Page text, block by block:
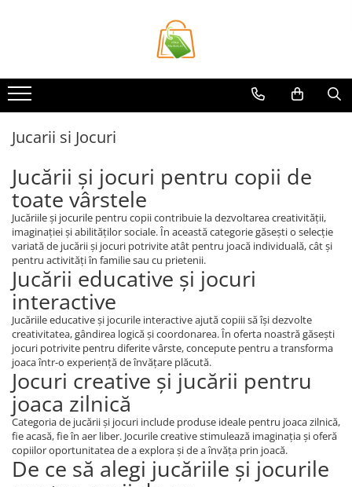
Casa si Bricolaj
Accesorii Birou si Consumabile
Articole pentru Animale
Articole pentru Bucatarie
Accesorii Bucătărie
Dozatoare Condimente
Forme cuburi de gheata
Genti Termoizolante Mancare
Organizatoare si Depozitare
Bucatarie
Organizatoare si Depozitare
Bucatarie
Pahare, Sticle si Cani
Ustensile pentru Bucătărie
Ustensile pentru Bucătărie
Veselă pentru Masă
Articole pentru Casa si Curatenie
Accesorii Ingrijire Casa
Cutii depozitare
Jucarii si Jocuri
Jucării și jocuri pentru copii de
toate vârstele
Jucăriile și jocurile pentru copii contribuie la dezvoltarea creativității,
imaginației și abilităților sociale. În această categorie găsești o selecție
variată de jucării și jocuri potrivite atât pentru joacă individuală, cât și
pentru activități în familie sau cu prietenii.
Jucării educative și jocuri
interactive
Jucăriile educative și jocurile interactive ajută copiii să își dezvolte
creativitatea, gândirea logică și coordonarea. În oferta noastră găsești
jocuri potrivite pentru diferite vârste, concepute pentru a transforma
joaca într-o experiență de învățare plăcută.
Jocuri creative și jucării pentru
joaca zilnică
Categoria de jucării și jocuri include produse ideale pentru joaca zilnică,
fie acasă, fie în aer liber. Jocurile creative stimulează imaginația și oferă
copiilor oportunitatea de a explora și de a învăța prin joacă.
De ce să alegi jucăriile și jocurile